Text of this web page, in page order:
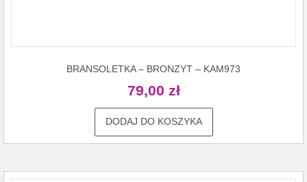
BRANSOLETKA – BRONZYT – KAM973
79,00 zł
DODAJ DO KOSZYKA